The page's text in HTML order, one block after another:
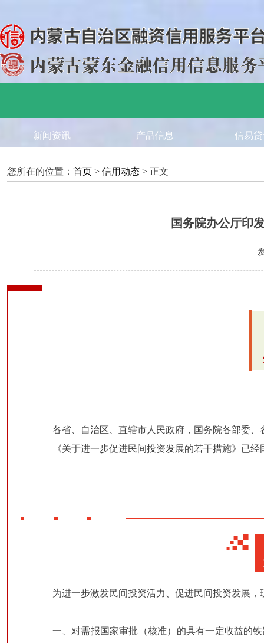
新闻资讯 产品信息 信易
您所在的位置： 首页 > 信用动态 > 正文
国务院办公厅印
各省、自治区、直辖市人民政府，国务院各部委、
《关于进一步促进民间投资发展的若干措施》已
为进一步激发民间投资活力、促进民间投资发展，
一、对需报国家审批（核准）的具有一定收益的